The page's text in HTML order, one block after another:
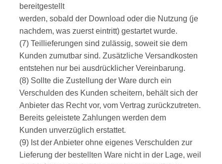
bereitgestellt
werden, sobald der Download oder die Nutzung (je
nachdem, was zuerst eintritt) gestartet wurde.
(7) Teillieferungen sind zulässig, soweit sie dem
Kunden zumutbar sind. Zusätzliche Versandkosten
entstehen nur bei ausdrücklicher Vereinbarung.
(8) Sollte die Zustellung der Ware durch ein
Verschulden des Kunden scheitern, behält sich der
Anbieter das Recht vor, vom Vertrag zurückzutreten.
Bereits geleistete Zahlungen werden dem
Kunden unverzüglich erstattet.
(9) Ist der Anbieter ohne eigenes Verschulden zur
Lieferung der bestellten Ware nicht in der Lage, weil